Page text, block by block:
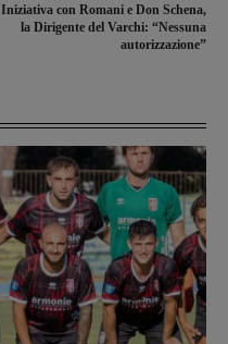
Iniziativa con Romani e Don Schena,
la Dirigente del Varchi: “Nessuna
autorizzazione”